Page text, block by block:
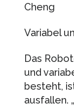
Cheng
Variabel
Das
und
besteht,
ausfallen.